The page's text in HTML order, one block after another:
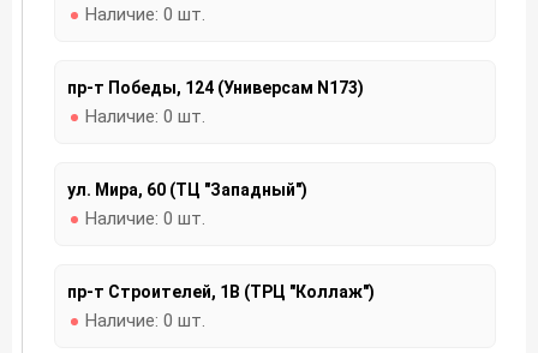
Наличие: 0 шт.
пр-т Победы, 124 (Универсам N173)
Наличие: 0 шт.
ул. Мира, 60 (ТЦ "Западный")
Наличие: 0 шт.
пр-т Строителей, 1В (ТРЦ "Коллаж")
Наличие: 0 шт.